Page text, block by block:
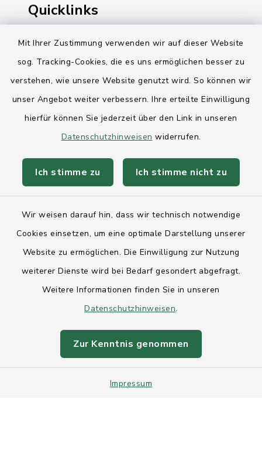
Mit Ihrer Zustimmung verwenden wir auf dieser Website
sog. Tracking-Cookies, die es uns ermöglichen besser zu
verstehen, wie unsere Website genutzt wird. So können wir
unser Angebot weiter verbessern. Ihre erteilte Einwilligung
hierfür können Sie jederzeit über den Link in unseren
Datenschutzhinweisen widerrufen.
Ich stimme zu Ich stimme nicht zu
Wir weisen darauf hin, dass wir technisch notwendige
Cookies einsetzen, um eine optimale Darstellung unserer
Website zu ermöglichen. Die Einwilligung zur Nutzung
weiterer Dienste wird bei Bedarf gesondert abgefragt.
Weitere Informationen finden Sie in unseren
Datenschutzhinweisen.
Zur Kenntnis genommen
Impressum
Quicklinks
Ihre Behördennummer 115
Landesregierung Schleswig-Holstein
AktivRegion Mittelholstein
Anfahrt
Datenschutz
Sitemap
Intranet